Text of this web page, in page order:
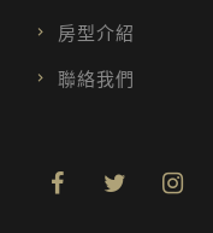
房型介紹
聯絡我們